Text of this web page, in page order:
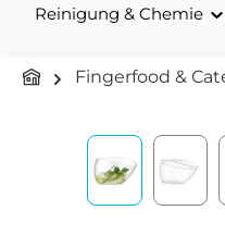
Reinigung & Chemie
Fingerfood &
Bildergalerie